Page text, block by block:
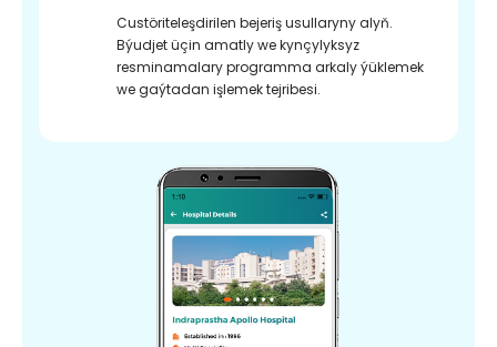
Custöriteleşdirilen bejeriş usullaryny alyň.
Býudjet üçin amatly we kynçylyksyz
resminamalary programma arkaly ýüklemek
we gaýtadan işlemek tejribesi.